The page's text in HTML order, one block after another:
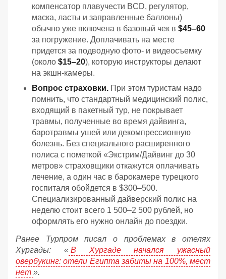
компенсатор плавучести BCD, регулятор,
маска, ласты и заправленные баллоны)
обычно уже включена в базовый чек в $45–60
за погружение. Доплачивать на месте
придется за подводную фото- и видеосъемку
(около $15–20), которую инструкторы делают
на экшн-камеры.
Вопрос страховки. При этом туристам надо
помнить, что стандартный медицинский полис,
входящий в пакетный тур, не покрывает
травмы, полученные во время дайвинга,
баротравмы ушей или декомпрессионную
болезнь. Без специального расширенного
полиса с пометкой «Экстрим/Дайвинг до 30
метров» страховщики откажутся оплачивать
лечение, а один час в барокамере турецкого
госпиталя обойдется в $300–500.
Специализированный дайверский полис на
неделю стоит всего 1 500–2 500 рублей, но
оформлять его нужно онлайн до поездки.
Ранее Турпром писал о проблемах в отелях
Хургады: « В Хургаде начался ужасный
овербукинг: отели Египта забиты на 100%, мест
нет ».